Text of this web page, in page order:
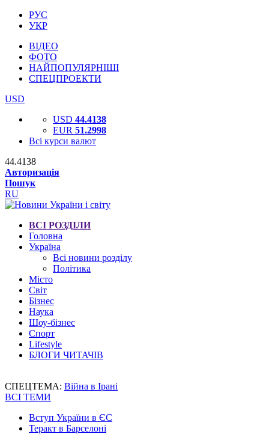
РУС
УКР
ВІДЕО
ФОТО
НАЙПОПУЛЯРНІШІ
СПЕЦПРОЕКТИ
USD
USD 44.4138
EUR 51.2998
Всі курси валют
44.4138
Авторизація
Пошук
RU
ВСІ РОЗДІЛИ
Головна
Україна
Всі новини розділу
Політика
Місто
Світ
Бізнес
Наука
Шоу-бізнес
Спорт
Lifestyle
БЛОГИ ЧИТАЧІВ
СПЕЦТЕМА: Війна в Ірані
ВСІ ТЕМИ
Вступ України в ЄС
Теракт в Барселоні